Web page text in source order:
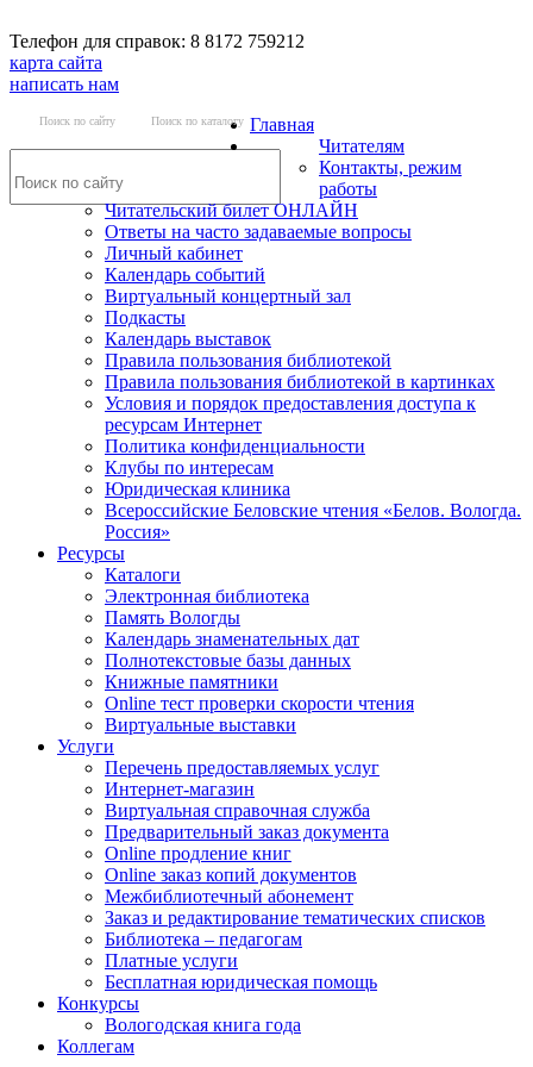
Телефон для справок: 8 8172 759212
карта сайта
написать нам
Поиск по сайту Поиск по каталогу Главная
Читателям
Контакты, режим
работы
Читательский билет ОНЛАЙН
Ответы на часто задаваемые вопросы
Личный кабинет
Календарь событий
Виртуальный концертный зал
Подкасты
Календарь выставок
Правила пользования библиотекой
Правила пользования библиотекой в картинках
Условия и порядок предоставления доступа к
ресурсам Интернет
Политика конфиденциальности
Клубы по интересам
Юридическая клиника
Всероссийские Беловские чтения «Белов. Вологда.
Россия»
Ресурсы
Каталоги
Электронная библиотека
Память Вологды
Календарь знаменательных дат
Полнотекстовые базы данных
Книжные памятники
Online тест проверки скорости чтения
Виртуальные выставки
Услуги
Перечень предоставляемых услуг
Интернет-магазин
Виртуальная справочная служба
Предварительный заказ документа
Online продление книг
Online заказ копий документов
Межбиблиотечный абонемент
Заказ и редактирование тематических списков
Библиотека – педагогам
Платные услуги
Бесплатная юридическая помощь
Конкурсы
Вологодская книга года
Коллегам